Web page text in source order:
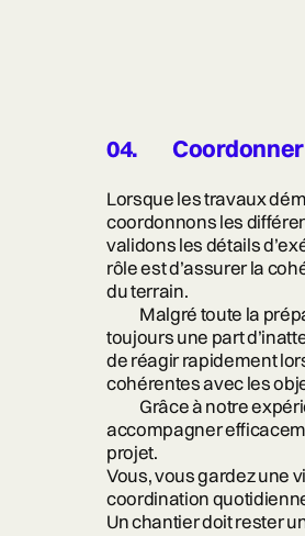
04.
Lorsque les travaux
coordonnons les
validons les détails
rôle est d’assurer la
du terrain.
Malgré toute la
toujours une part
de réagir rapidement
cohérentes avec les
Grâce à notre
accompagner
projet.
Vous, vous gardez une
coordination
Un chantier doit rester